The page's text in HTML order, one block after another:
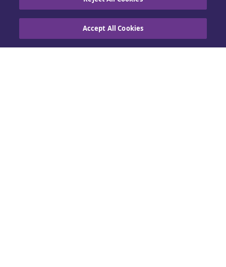
Accept All Cookies